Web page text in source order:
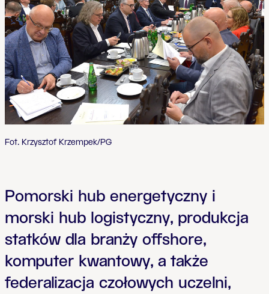
Fot. Krzysztof Krzempek/PG
Pomorski hub energetyczny i
morski hub logistyczny, produkcja
statków dla branży offshore,
komputer kwantowy, a także
federalizacja czołowych uczelni,